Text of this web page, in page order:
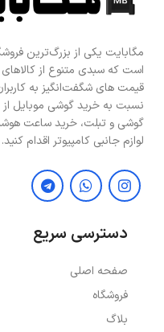
مگابایت یکی از بزرگ‌ترین
است که سبدی متنوع از کالاهای
قیمت های شگفت‌انگیز به
نسبت به خرید گوشی موبایل از
گوشی و تبلت، خرید ساعت
لوازم جانبی کامپیوتر اقدام کنید.
دسترسی سریع
صفحه اصلی
فروشگاه
بلاگ